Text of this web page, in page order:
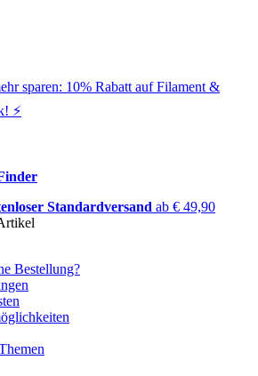
sparen: 10% Rabatt auf Filament &
⚡️
Standardversand ab € 49,90
Bestellung?